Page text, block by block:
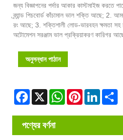
জন্য বিজ্ঞাপনের পর্দার আকার কাস্টমাইজ করতে
ব্র্যান্ড পিচবোর্ড কাঁচামাল ভাল শক্তি আছে; 2.
রং আছে; 3. শক্তিশালী লোড-ভারবহন ক্ষমতা সহ
অটোমেশন সরঞ্জাম ভাল প্রক্রিয়াকরণ কারিগর
অনুসন্ধান পাঠান
Facebook
X WhatsAppPinterestLinkedIn
পণ্যের বর্ণনা